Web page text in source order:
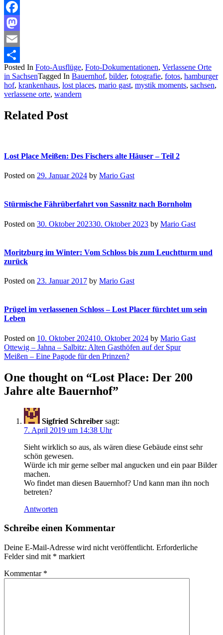
Facebook
Mastodon
Email
Teilen
Posted In Foto-Ausflüge, Foto-Dokumentationen, Verlassene Orte
in SachsenTagged In Bauernhof, bilder, fotografie, fotos, hamburger
hof, krankenhaus, lost places, mario gast, mystik moments, sachsen,
verlassene orte, wandern
Related Post
Lost Place Meißen: Des Fischers alte Häuser – Teil 2
Posted on 29. Januar 2024 by Mario Gast
Stürmische Fährüberfahrt von Sassnitz nach Bornholm
Posted on 30. Oktober 202330. Oktober 2023 by Mario Gast
Moritzburg im Winter: Vom Schloss bis zum Leuchtturm und
zurück
Posted on 23. Januar 2017 by Mario Gast
Prügel im verlassenen Schloss – Lost Placer fürchtet um sein
Leben
Posted on 10. Oktober 202410. Oktober 2024 by Mario Gast
Beitragsnavigation
Ottewig – Jahna – Salbitz: Alten Gasthöfen auf der Spur
Meißen – Eine Pagode für den Prinzen?
One thought on “Lost Place: Der 200
Jahre alte Bauernhof”
Sigfried Schreiber sagt:
7. April 2019 um 14:38 Uhr
Sieht wirklich so aus, als wären diese Gebäude einst sehr
schön gewesen.
Würde ich mir gerne selber mal angucken und ein paar Bilder
machen.
Wo findet man diesen Bauernhof? Und kann man ihn noch
betreten?
Antworten
Schreibe einen Kommentar
Deine E-Mail-Adresse wird nicht veröffentlicht. Erforderliche
Felder sind mit * markiert
Kommentar *